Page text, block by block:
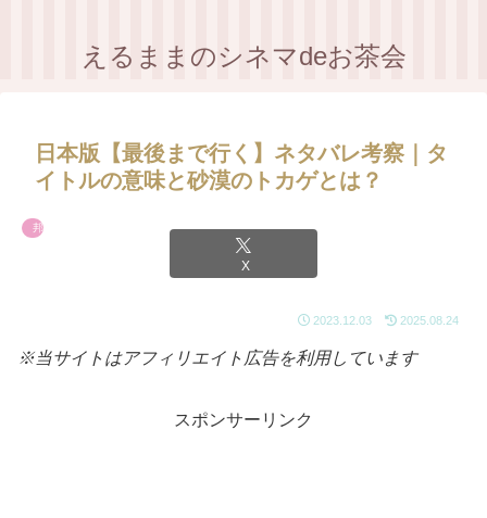
えるままのシネマdeお茶会
日本版【最後まで行く】ネタバレ考察｜タ
イトルの意味と砂漠のトカゲとは？
邦画
X
2023.12.03 2025.08.24
※当サイトはアフィリエイト広告を利用しています
スポンサーリンク